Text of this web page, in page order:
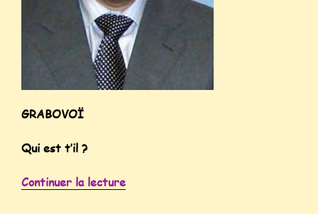
GRABOVOÏ
Qui est t’il ?
Continuer la lecture